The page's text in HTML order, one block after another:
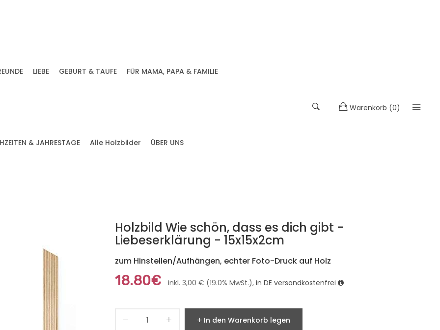
LIEBE GEBURT & TAUFE FÜR MAMA, PAPA & FAMILIE
& JAHRESTAGE Alle Holzbilder ÜBER UNS
Warenkorb (0)
Holzbild Wie schön, dass es dich gibt -
Liebeserklärung - 15x15x2cm
zum Hinstellen/Aufhängen, echter Foto-Druck auf Holz
18.80€ inkl. 3,00 € (19.0% MwSt.), in DE versandkostenfrei
In den Warenkorb legen